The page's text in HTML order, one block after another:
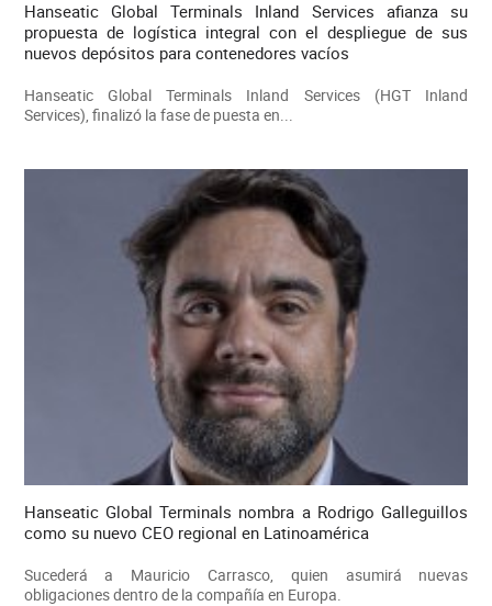
Hanseatic Global Terminals Inland Services afianza su
propuesta de logística integral con el despliegue de sus
nuevos depósitos para contenedores vacíos
Hanseatic Global Terminals Inland Services (HGT Inland
Services), finalizó la fase de puesta en...
Hanseatic Global Terminals nombra a Rodrigo Galleguillos
como su nuevo CEO regional en Latinoamérica
Sucederá a Mauricio Carrasco, quien asumirá nuevas
obligaciones dentro de la compañía en Europa.